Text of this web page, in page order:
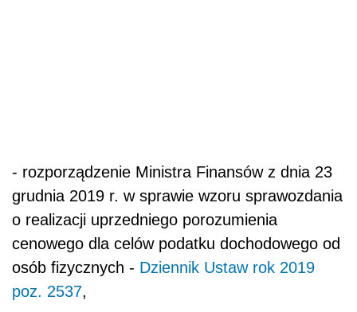
- rozporządzenie Ministra Finansów z dnia 23
grudnia 2019 r. w sprawie wzoru sprawozdania
o realizacji uprzedniego porozumienia
cenowego dla celów podatku dochodowego od
osób fizycznych - Dziennik Ustaw rok 2019
poz. 2537,